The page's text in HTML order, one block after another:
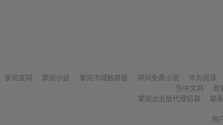
掌阅官网 掌阅小说 掌阅书城触屏版 得间免费小说
华为阅读
乐中文网
若
掌阅企业版代理招募
联
用